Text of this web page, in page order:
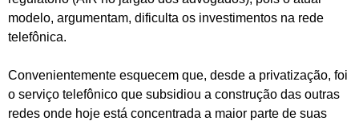
modelo, argumentam, dificulta os investimentos na rede
telefônica.
Convenientemente esquecem que, desde a privatização, foi
o serviço telefônico que subsidiou a construção das outras
redes onde hoje está concentrada a maior parte de suas